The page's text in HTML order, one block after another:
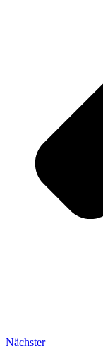
Nächster